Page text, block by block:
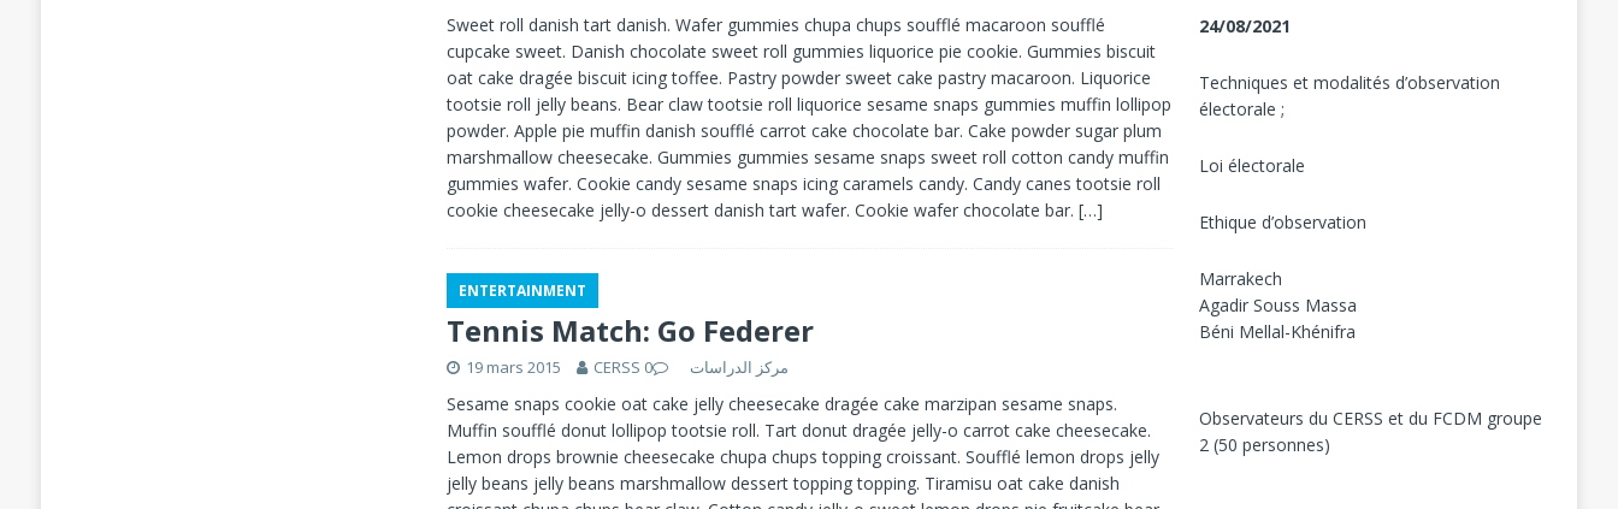
Sweet roll danish tart danish. Wafer gummies chupa chups soufflé macaroon soufflé
cupcake sweet. Danish chocolate sweet roll gummies liquorice pie cookie. Gummies biscuit
oat cake dragée biscuit icing toffee. Pastry powder sweet cake pastry macaroon. Liquorice
tootsie roll jelly beans. Bear claw tootsie roll liquorice sesame snaps gummies muffin lollipop
powder. Apple pie muffin danish soufflé carrot cake chocolate bar. Cake powder sugar plum
marshmallow cheesecake. Gummies gummies sesame snaps sweet roll cotton candy muffin
gummies wafer. Cookie candy sesame snaps icing caramels candy. Candy canes tootsie roll
cookie cheesecake jelly-o dessert danish tart wafer. Cookie wafer chocolate bar.[…]
ENTERTAINMENT
Tennis Match: Go Federer
19 mars 2015 CERSS مركز الدراسات 0
Sesame snaps cookie oat cake jelly cheesecake dragée cake marzipan sesame snaps.
Muffin soufflé donut lollipop tootsie roll. Tart donut dragée jelly-o carrot cake cheesecake.
Lemon drops brownie cheesecake chupa chups topping croissant. Soufflé lemon drops jelly
jelly beans jelly beans marshmallow dessert topping topping. Tiramisu oat cake danish
24/08/2021
Techniques et modalités d’observation
électorale ;
Loi électorale
Ethique d’observation
Marrakech
Agadir Souss Massa
Béni Mellal-Khénifra
Observateurs du CERSS et du FCDM groupe
2 (50 personnes)